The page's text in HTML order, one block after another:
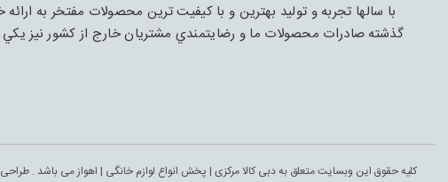
با سالها تجربه و توليد بهترين و با کيفيت ترين محصولات مفتخر به
گذشته صادرات محصولات ما و رضايتمندي مشتريان خارج از کشور نيز
کلیه حقوق این وبسایت متعلق به دبی کالا مرکزی | پخش انواع لوازم خانگی | اهواز می باشد . طراحی